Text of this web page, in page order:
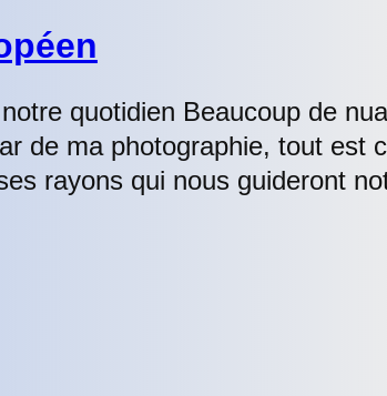
quotidien Beaucoup de
de ma photographie, tout
rayons qui nous guideront